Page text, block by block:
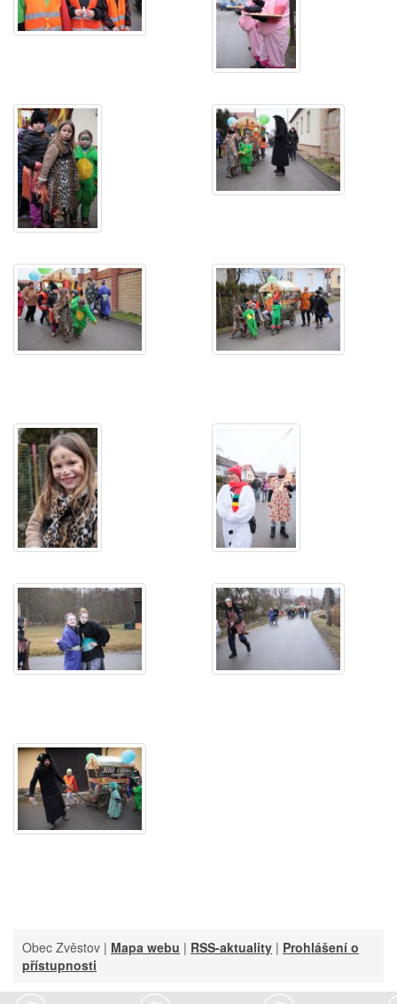
Obec Zvěstov | Mapa webu | RSS-aktuality | Prohlášení o
přístupnosti